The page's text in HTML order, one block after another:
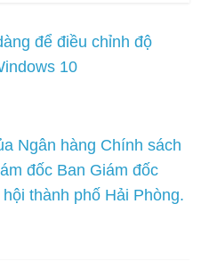
để điều chỉnh độ
10
Ngân hàng Chính sách
đốc Ban Giám đốc
thành phố Hải Phòng.